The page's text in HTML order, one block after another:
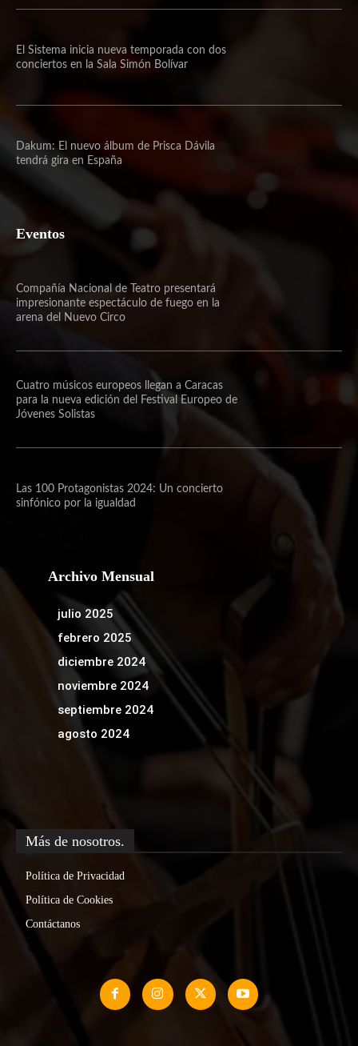
El Sistema inicia nueva temporada con dos
conciertos en la Sala Simón Bolívar
Dakum: El nuevo álbum de Prisca Dávila
tendrá gira en España
Eventos
Compañía Nacional de Teatro presentará
impresionante espectáculo de fuego en la
arena del Nuevo Circo
Cuatro músicos europeos llegan a Caracas
para la nueva edición del Festival Europeo de
Jóvenes Solistas
Las 100 Protagonistas 2024: Un concierto
sinfónico por la igualdad
Archivo Mensual
julio 2025
febrero 2025
diciembre 2024
noviembre 2024
septiembre 2024
agosto 2024
Más de nosotros.
Política de Privacidad
Política de Cookies
Contáctanos